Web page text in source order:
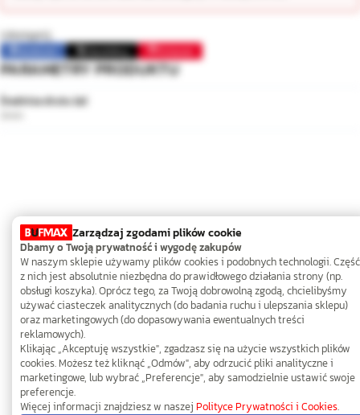
Udostępnij:
Opublikuj Pinterest
PARAMETRY PRODUKTU
Średnica drutu (⌀)
Zarządzaj zgodami plików cookie
Dbamy o Twoją prywatność i wygodę zakupów
W naszym sklepie używamy plików cookies i podobnych technologii. Część
z nich jest absolutnie niezbędna do prawidłowego działania strony (np.
obsługi koszyka). Oprócz tego, za Twoją dobrowolną zgodą, chcielibyśmy
używać ciasteczek analitycznych (do badania ruchu i ulepszania sklepu)
oraz marketingowych (do dopasowywania ewentualnych treści
reklamowych).
Klikając „Akceptuję wszystkie", zgadzasz się na użycie wszystkich plików
cookies. Możesz też kliknąć „Odmów", aby odrzucić pliki analityczne i
marketingowe, lub wybrać „Preferencje", aby samodzielnie ustawić swoje
preferencje.
Więcej informacji znajdziesz w naszej Polityce Prywatności i Cookies.